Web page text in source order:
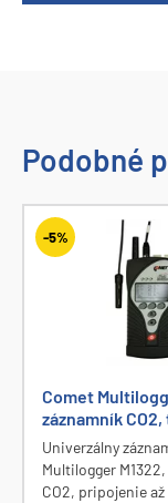
Podobné
-5%
Comet
záznamník
vlhkosti, 0-20
BIN, čítač, 4
Univerzálny
Multilogger
CO2, pripojenie